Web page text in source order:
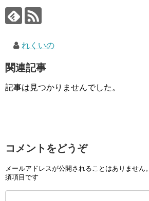
れくいの
関連記事
記事は見つかりませんでした。
コメントをどうぞ
メールアドレスが公開されることはありません。
須項目です